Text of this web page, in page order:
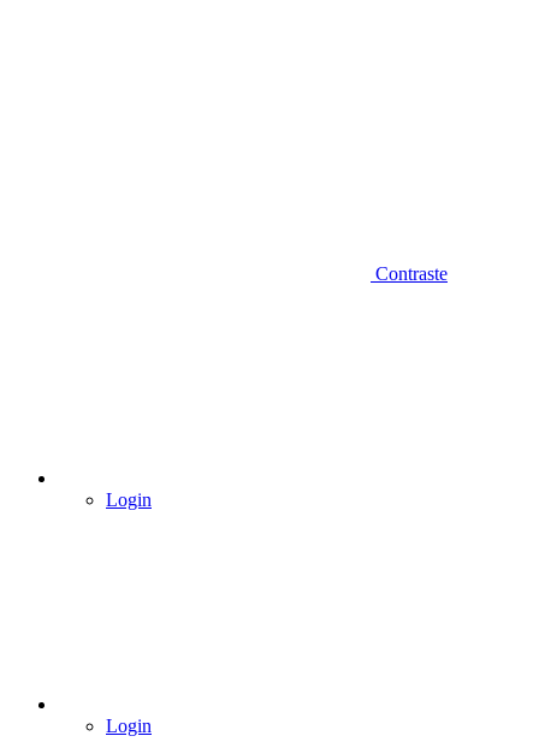
Contraste
Login
Login